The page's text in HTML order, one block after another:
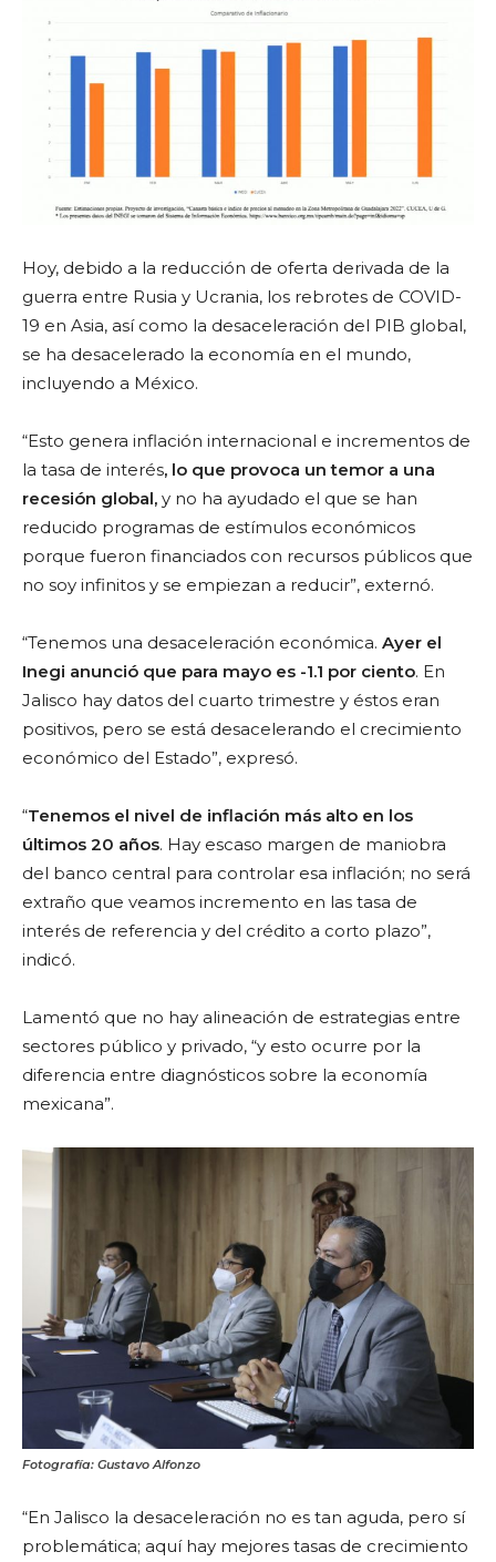
Hoy, debido a la reducción de oferta derivada de la
guerra entre Rusia y Ucrania, los rebrotes de COVID-
19 en Asia, así como la desaceleración del PIB global,
se ha desacelerado la economía en el mundo,
incluyendo a México.
“Esto genera inflación internacional e incrementos de
la tasa de interés, lo que provoca un temor a una
recesión global, y no ha ayudado el que se han
reducido programas de estímulos económicos
porque fueron financiados con recursos públicos que
no soy infinitos y se empiezan a reducir”, externó.
“Tenemos una desaceleración económica. Ayer el
Inegi anunció que para mayo es -1.1 por ciento. En
Jalisco hay datos del cuarto trimestre y éstos eran
positivos, pero se está desacelerando el crecimiento
económico del Estado”, expresó.
“Tenemos el nivel de inflación más alto en los
últimos 20 años. Hay escaso margen de maniobra
del banco central para controlar esa inflación; no será
extraño que veamos incremento en las tasa de
interés de referencia y del crédito a corto plazo”,
indicó.
Lamentó que no hay alineación de estrategias entre
sectores público y privado, “y esto ocurre por la
diferencia entre diagnósticos sobre la economía
mexicana”.
Fotografía: Gustavo Alfonzo
“En Jalisco la desaceleración no es tan aguda, pero sí
problemática; aquí hay mejores tasas de crecimiento